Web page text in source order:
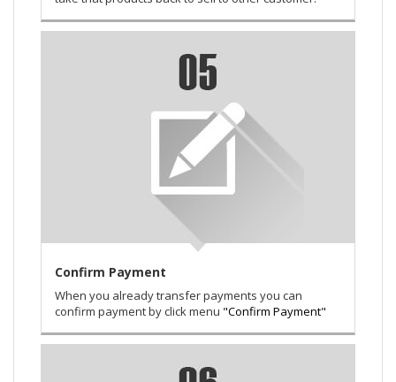
Confirm Payment
When you already transfer payments you can
confirm payment by click menu "Confirm Payment"